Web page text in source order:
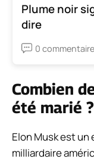
Plume noir
dire
0
Combien
été marié ?
Elon Musk est
milliardaire